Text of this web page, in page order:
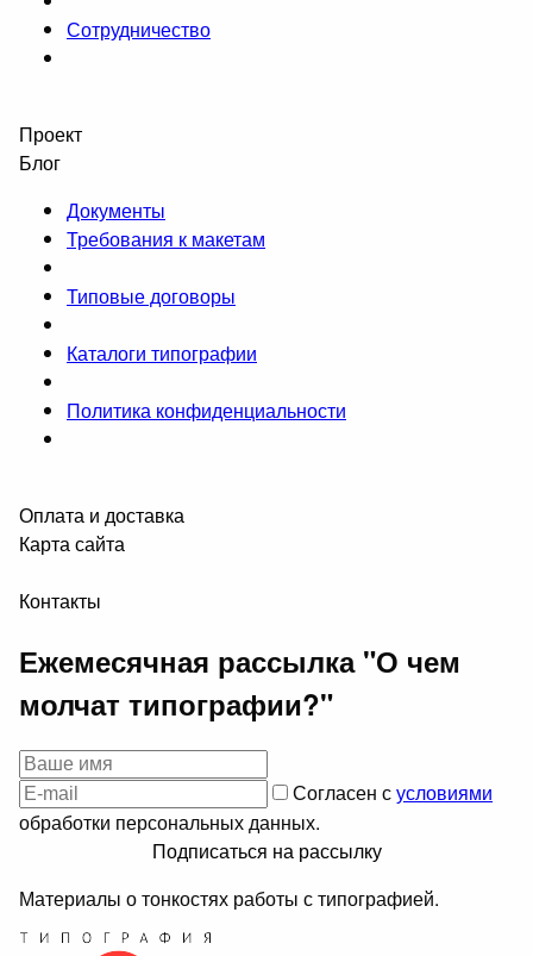
Сотрудничество
Проект
Блог
Документы
Требования к макетам
Типовые договоры
Каталоги типографии
Политика конфиденциальности
Оплата и доставка
Карта сайта
Контакты
Ежемесячная рассылка "О чем
молчат типографии?"
Согласен сусловиями
обработки персональных данных.
Подписаться на рассылку
Материалы о тонкостях работы с типографией.